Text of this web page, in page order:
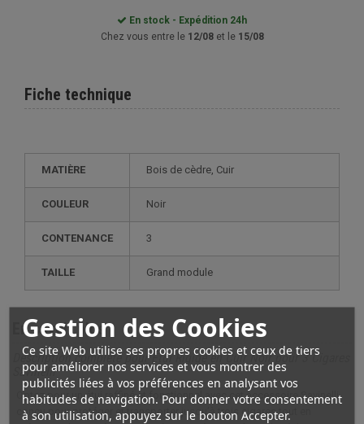
Gestion des Cookies
Ce site Web utilise ses propres cookies et ceux de tiers
pour améliorer nos services et vous montrer des
publicités liées à vos préférences en analysant vos
habitudes de navigation. Pour donner votre consentement
à son utilisation, appuyez sur le bouton Accepter.
En stock - Expédition 24h
Chez vous entre le 12/08et le 15/08
Fiche technique
MATIÈRE Bois de cèdre, Cuir
COULEUR Noir
CONTENANCE 3
TAILLE grand module
En savoir plus
Description complète pour Étui Rigide en Cuir Noir pour 3 Cigares
Savinelli
Optez pour un étui raffiné et fonctionnel avec cet accessoire Savinelli,
conçu pour protéger et transporter jusqu’à trois cigares tout en